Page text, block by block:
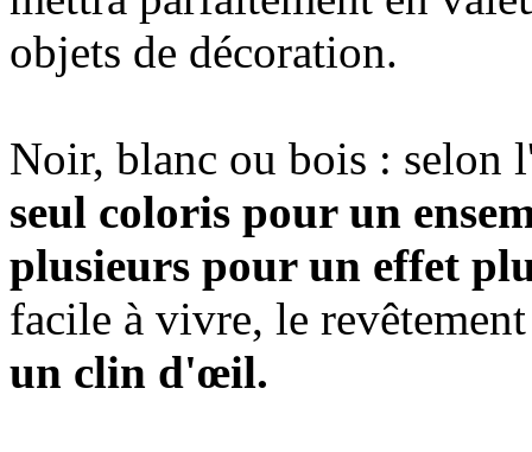
objets de décoration.
Noir, blanc ou bois : selon
seul coloris pour un
plusieurs pour un effet
facile à vivre, le
un clin d'œil.